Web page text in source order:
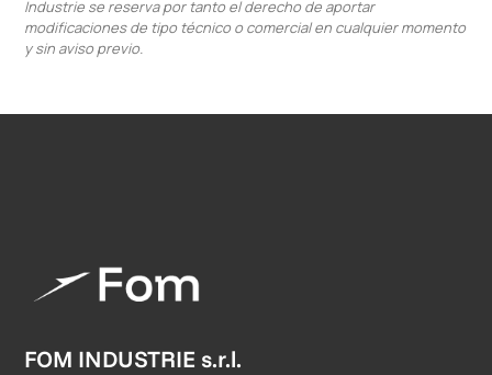
Industrie se reserva por tanto el derecho de aportar
modificaciones de tipo técnico o comercial en cualquier momento
y sin aviso previo.
FOM INDUSTRIE s.r.l.